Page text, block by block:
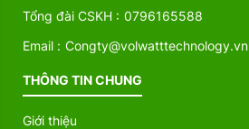
Tổng đài CSKH : 0796165588
Email : Congty@volwatttechnology.vn
THÔNG TIN CHUNG
Giới thiệu